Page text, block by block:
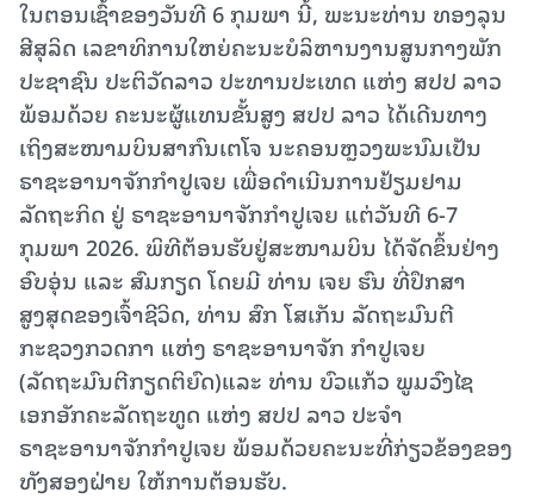
ໃນຕອນເຊົ້າຂອງວັນທີ 6 ກຸມພາ ນີ້, ພະນະທ່ານ ທອງລຸນ
ສີສຸລິດ ເລຂາທິການໃຫຍ່ຄະນະບໍລິຫານງານສູນກາງພັກ
ປະຊາຊົນ ປະຕິວັດລາວ ປະທານປະເທດ ແຫ່ງ ສປປ ລາວ
ພ້ອມດ້ວຍ ຄະນະຜູ້ແທນຂັ້ນສູງ ສປປ ລາວ ໄດ້ເດີນທາງ
ເຖິງສະໜາມບິນສາກົນເຕໂຈ ນະຄອນຫຼວງພະນົມເປັນ
ຣາຊະອານາຈັກກຳປູເຈຍ ເພື່ອດໍາເນີນການຢ້ຽມຢາມ
ລັດຖະກິດ ຢູ່ ຣາຊະອານາຈັກກຳປູເຈຍ ແຕ່ວັນທີ 6-7
ກຸມພາ 2026. ພິທີຕ້ອນຮັບຢູ່ສະໜາມບິນ ໄດ້ຈັດຂຶ້ນຢ່າງ
ອົບອຸ່ນ ແລະ ສົມກຽດ ໂດຍມີ ທ່ານ ເຈຍ ຮົນ ທີ່ປຶກສາ
ສູງສຸດຂອງເຈົ້າຊີວິດ, ທ່ານ ສົກ ໂສເກັນ ລັດຖະມົນຕີ
ກະຊວງກວດກາ ແຫ່ງ ຣາຊະອານາຈັກ ກໍາປູເຈຍ
(ລັດຖະມົນຕີກຽດຕິຍົດ)ແລະ ທ່ານ ບົວແກ້ວ ພູມວົງໄຊ
ເອກອັກຄະລັດຖະທູດ ແຫ່ງ ສປປ ລາວ ປະຈໍາ
ຣາຊະອານາຈັກກຳປູເຈຍ ພ້ອມດ້ວຍຄະນະທີ່ກ່ຽວຂ້ອງຂອງ
ທັງສອງຝ່າຍ ໃຫ້ການຕ້ອນຮັບ.